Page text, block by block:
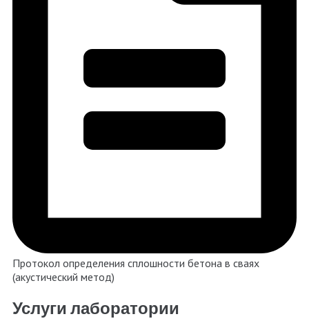
Протокол определения сплошности бетона в сваях
(акустический метод)
Услуги лаборатории